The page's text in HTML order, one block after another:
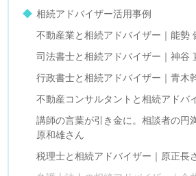
相続アドバイザー活用事例
不動産業と相続アドバイザー｜能勢
司法書士と相続アドバイザー｜神谷
行政書士と相続アドバイザー｜青木
不動産コンサルタントと相続アドバ
講師の言葉が引き金に。相談者の円
原和雄さん
税理士と相続アドバイザー｜原正長